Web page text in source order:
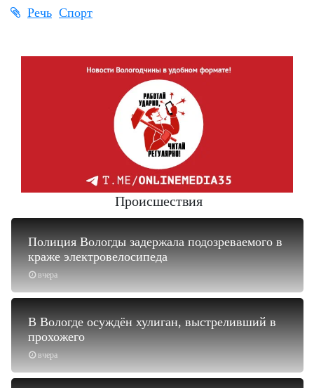
Речь Спорт
Происшествия
вчера
Полиция Вологды задержала подозреваемого в
краже электровелосипеда
вчера
В Вологде осуждён хулиган, выстреливший в
прохожего